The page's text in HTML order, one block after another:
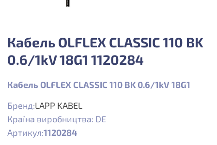
Кабель OLFLEX CLASSIC 110 BK
0.6/1kV 18G1 1120284
Кабель OLFLEX CLASSIC 110 BK 0.6/1kV 18G1
Бренд:LAPP KABEL
Країна виробництва: DE
Артикул:1120284